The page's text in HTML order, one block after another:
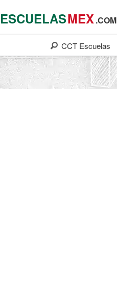
ESCUELASMEX.COM
CCT Escuelas